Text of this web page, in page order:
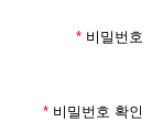
* 비밀번호
* 비밀번호 확인